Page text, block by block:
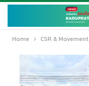
Home CSR & Movement